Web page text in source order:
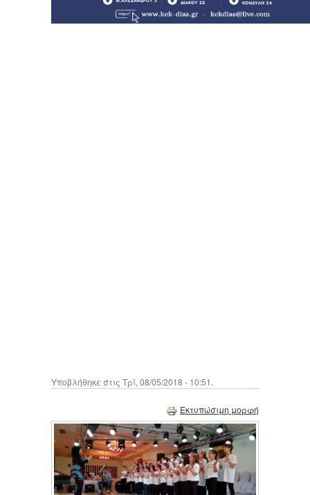
Υποβλήθηκε στις Τρί, 08/05/2018 - 10:51.
Εκτυπώσιμη μορφή